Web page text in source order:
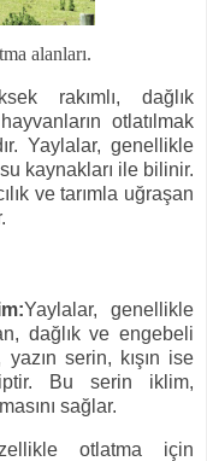
alanları.
rakımlı, dağlık
otlatılmak
Yaylalar, genellikle
kaynakları ile bilinir.
ve tarımla uğraşan
Yaylalar, genellikle
dağlık ve engebeli
serin, kışın ise
Bu serin iklim,
sağlar.
otlatma için